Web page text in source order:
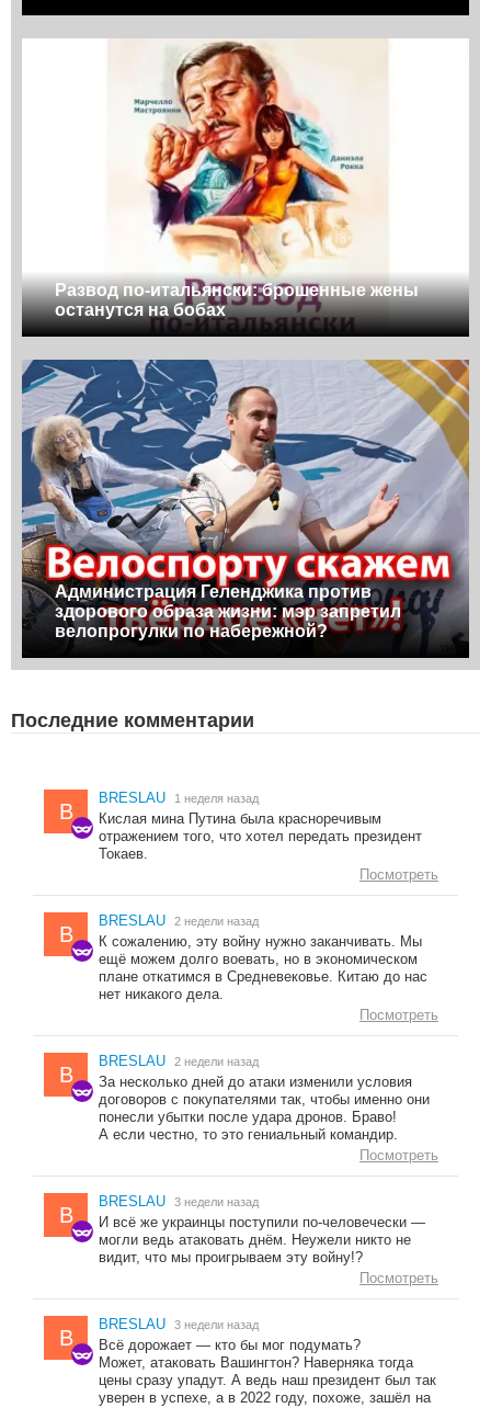
Развод по-итальянски: брошенные жены
останутся на бобах
Администрация Геленджика против
здорового образа жизни: мэр запретил
велопрогулки по набережной?
Последние комментарии
B
BRESLAU 1 неделя назад
Кислая мина Путина была красноречивым
отражением того, что хотел передать президент
Токаев.
Посмотреть
B
BRESLAU 2 недели назад
К сожалению, эту войну нужно заканчивать. Мы
ещё можем долго воевать, но в экономическом
плане откатимся в Средневековье. Китаю до нас
нет никакого дела.
Посмотреть
B
BRESLAU 2 недели назад
За несколько дней до атаки изменили условия
договоров с покупателями так, чтобы именно они
понесли убытки после удара дронов. Браво!
А если честно, то это гениальный командир.
Посмотреть
B
BRESLAU 3 недели назад
И всё же украинцы поступили по-человечески —
могли ведь атаковать днём. Неужели никто не
видит, что мы проигрываем эту войну!?
Посмотреть
B
BRESLAU 3 недели назад
Всё дорожает — кто бы мог подумать?
Может, атаковать Вашингтон? Наверняка тогда
цены сразу упадут. А ведь наш президент был так
уверен в успехе, а в 2022 году, похоже, зашёл на